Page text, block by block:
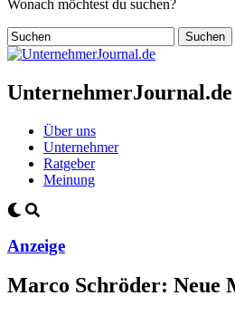
Wonach möchtest du suchen?
UnternehmerJournal.de
Über uns
Unternehmer
Ratgeber
Meinung
Anzeige
Marco Schröder: Neue